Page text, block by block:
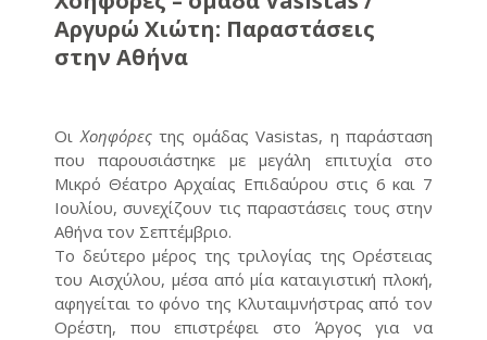
Αργυρώ Χιώτη: Παραστάσεις
στην Αθήνα
Οι Χοηφόρεςτης ομάδας Vasistas, η παράσταση
που παρουσιάστηκε με μεγάλη επιτυχία στο
Μικρό Θέατρο Αρχαίας Επιδαύρου στις 6 και 7
Ιουλίου, συνεχίζουν τις παραστάσεις τους στην
Αθήνα τον Σεπτέμβριο.
Το δεύτερο μέρος της τριλογίας της Ορέστειας
του Αισχύλου, μέσα από μία καταιγιστική πλοκή,
αφηγείται το φόνο της Κλυταιμνήστρας από τον
Ορέστη, που επιστρέφει στο Άργος για να